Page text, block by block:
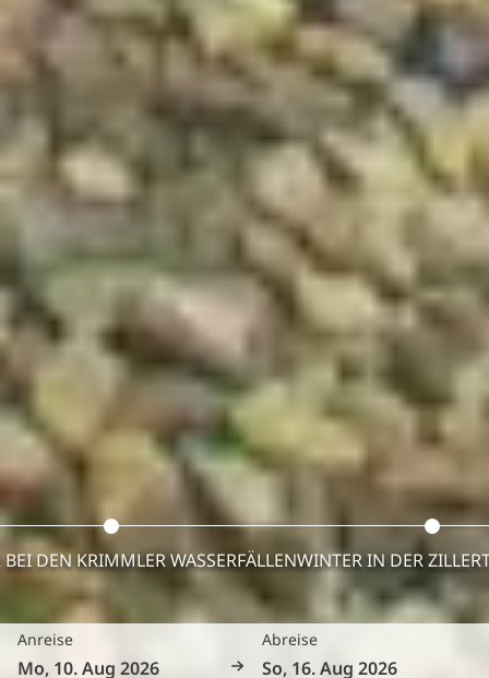
DEN KRIMMLER WASSERFÄLLENWINTER IN DER
Anreise Abreise